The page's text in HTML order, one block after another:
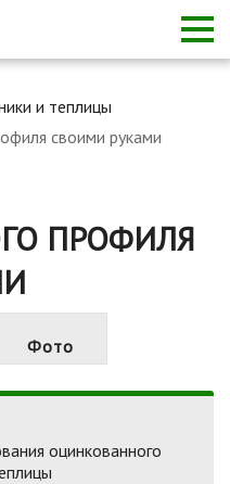
и теплицы
своими руками
ПРОФИЛЯ
Фото
оцинкованного